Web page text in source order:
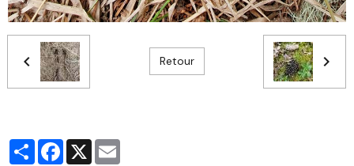
Retour
PartagerFacebook
X